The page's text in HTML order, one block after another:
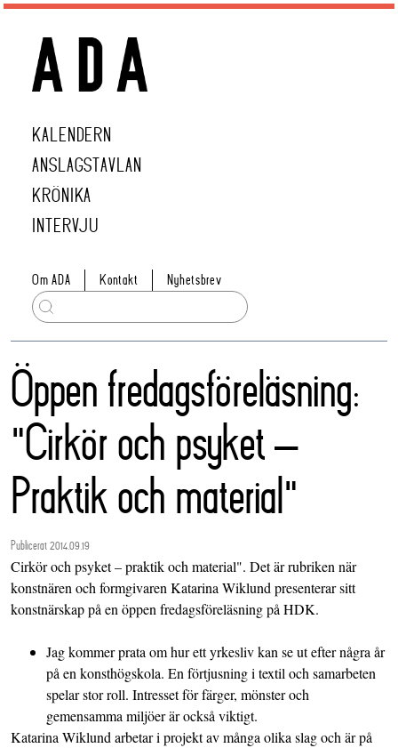
KALENDERN
ANSLAGSTAVLAN
KRÖNIKA
INTERVJU
Om ADA Kontakt Nyhetsbrev
Öppen fredagsföreläsning:
"Cirkör och psyket –
Praktik och material"
Publicerat 2014.09.19
Cirkör och psyket – praktik och material". Det är rubriken när
konstnären och formgivaren Katarina Wiklund presenterar sitt
konstnärskap på en öppen fredagsföreläsning på HDK.
Jag kommer prata om hur ett yrkesliv kan se ut efter några år
på en konsthögskola. En förtjusning i textil och samarbeten
spelar stor roll. Intresset för färger, mönster och
gemensamma miljöer är också viktigt.
Katarina Wiklund arbetar i projekt av många olika slag och är på